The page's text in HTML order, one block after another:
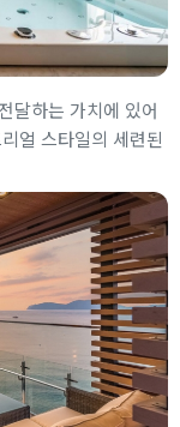
하는 가치에 있어
얼 스타일의 세련된